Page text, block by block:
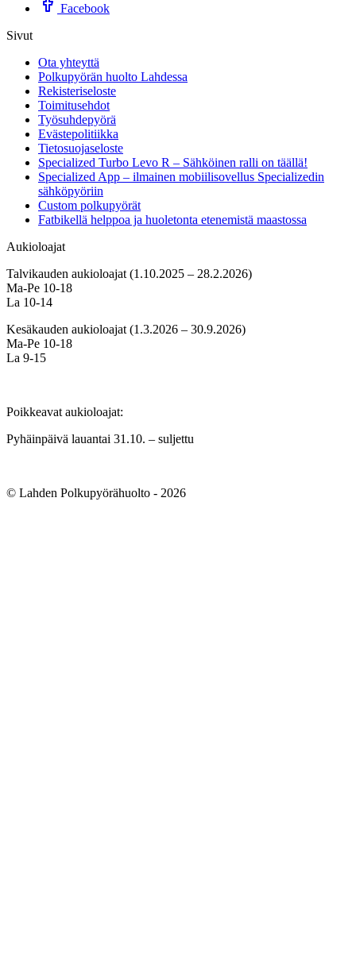
Facebook
Sivut
Ota yhteyttä
Polkupyörän huolto Lahdessa
Rekisteriseloste
Toimitusehdot
Työsuhdepyörä
Evästepolitiikka
Tietosuojaseloste
Specialized Turbo Levo R – Sähköinen ralli on täällä!
Specialized App – ilmainen mobiilisovellus Specializedin
sähköpyöriin
Custom polkupyörät
Fatbikellä helppoa ja huoletonta etenemistä maastossa
Aukioloajat
Talvikauden aukioloajat (1.10.2025 – 28.2.2026)
Ma-Pe 10-18
La 10-14
Kesäkauden aukioloajat (1.3.2026 – 30.9.2026)
Ma-Pe 10-18
La 9-15
Poikkeavat aukioloajat:
Pyhäinpäivä lauantai 31.10. – suljettu
© Lahden Polkupyörähuolto - 2026